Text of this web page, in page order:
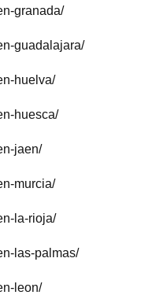
granada/
guadalajara/
huelva/
huesca/
jaen/
murcia/
la-rioja/
las-palmas/
leon/